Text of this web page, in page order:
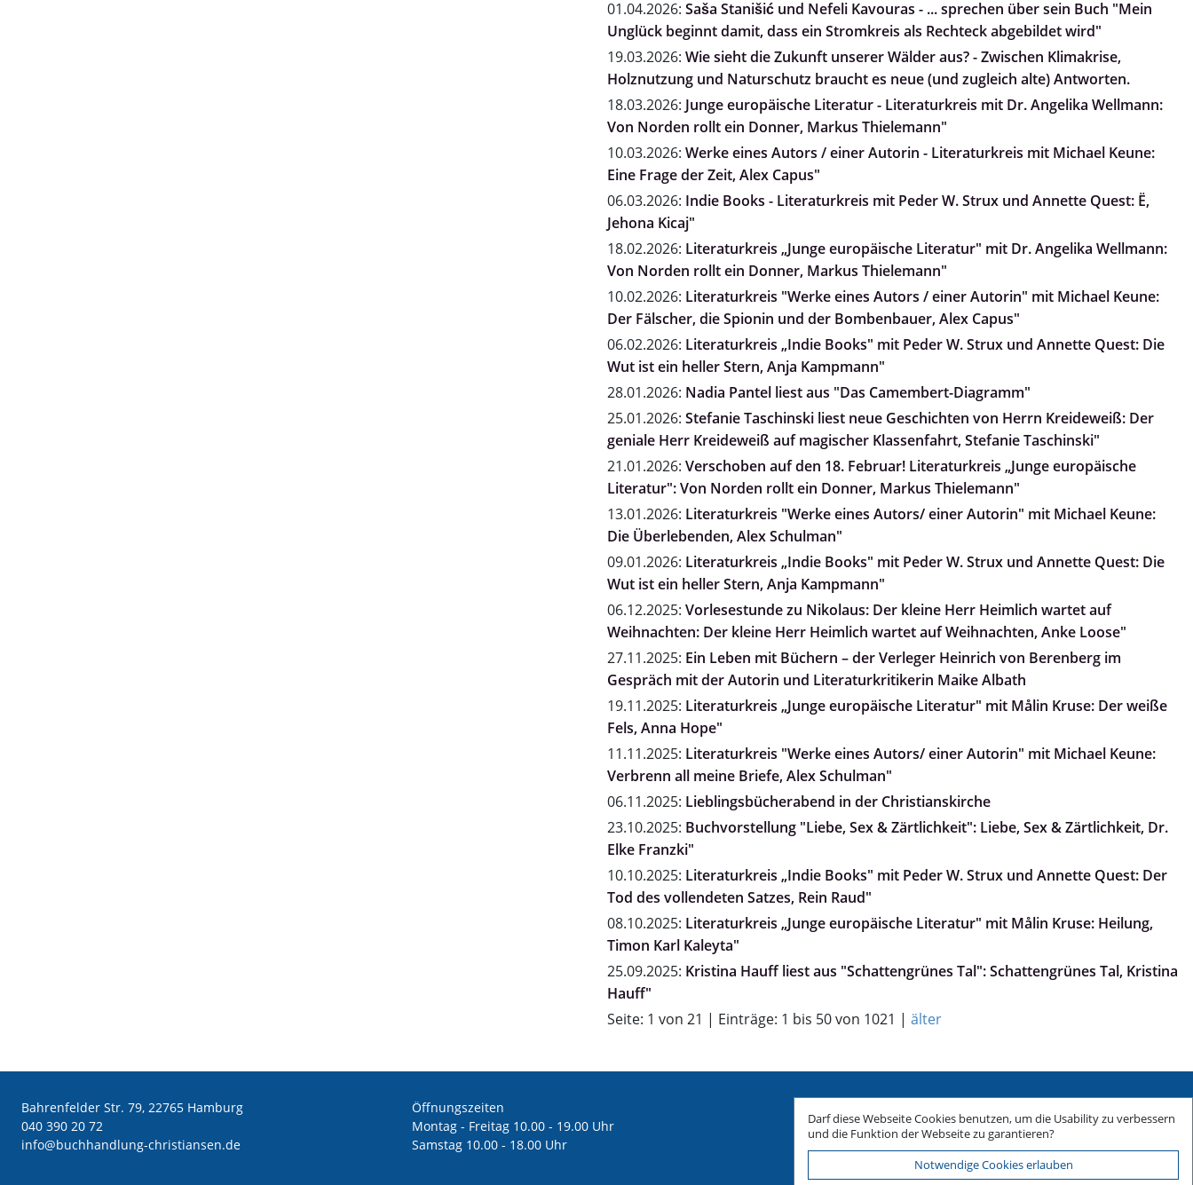
01.04.2026: Saša Stanišić und Nefeli Kavouras - ... sprechen über sein Buch "Mein
Unglück beginnt damit, dass ein Stromkreis als Rechteck abgebildet wird"
19.03.2026: Wie sieht die Zukunft unserer Wälder aus? - Zwischen Klimakrise,
Holznutzung und Naturschutz braucht es neue (und zugleich alte) Antworten.
18.03.2026: Junge europäische Literatur - Literaturkreis mit Dr. Angelika Wellmann:
Von Norden rollt ein Donner, Markus Thielemann"
10.03.2026: Werke eines Autors / einer Autorin - Literaturkreis mit Michael Keune:
Eine Frage der Zeit, Alex Capus"
06.03.2026: Indie Books - Literaturkreis mit Peder W. Strux und Annette Quest: Ë,
Jehona Kicaj"
18.02.2026: Literaturkreis „Junge europäische Literatur" mit Dr. Angelika Wellmann:
Von Norden rollt ein Donner, Markus Thielemann"
10.02.2026: Literaturkreis "Werke eines Autors / einer Autorin" mit Michael Keune:
Der Fälscher, die Spionin und der Bombenbauer, Alex Capus"
06.02.2026: Literaturkreis „Indie Books" mit Peder W. Strux und Annette Quest: Die
Wut ist ein heller Stern, Anja Kampmann"
28.01.2026: Nadia Pantel liest aus "Das Camembert-Diagramm"
25.01.2026: Stefanie Taschinski liest neue Geschichten von Herrn Kreideweiß: Der
geniale Herr Kreideweiß auf magischer Klassenfahrt, Stefanie Taschinski"
21.01.2026: Verschoben auf den 18. Februar! Literaturkreis „Junge europäische
Literatur": Von Norden rollt ein Donner, Markus Thielemann"
13.01.2026: Literaturkreis "Werke eines Autors/ einer Autorin" mit Michael Keune:
Die Überlebenden, Alex Schulman"
09.01.2026: Literaturkreis „Indie Books" mit Peder W. Strux und Annette Quest: Die
Wut ist ein heller Stern, Anja Kampmann"
06.12.2025: Vorlesestunde zu Nikolaus: Der kleine Herr Heimlich wartet auf
Weihnachten: Der kleine Herr Heimlich wartet auf Weihnachten, Anke Loose"
27.11.2025: Ein Leben mit Büchern – der Verleger Heinrich von Berenberg im
Gespräch mit der Autorin und Literaturkritikerin Maike Albath
19.11.2025: Literaturkreis „Junge europäische Literatur" mit Målin Kruse: Der weiße
Fels, Anna Hope"
11.11.2025: Literaturkreis "Werke eines Autors/ einer Autorin" mit Michael Keune:
Verbrenn all meine Briefe, Alex Schulman"
06.11.2025: Lieblingsbücherabend in der Christianskirche
23.10.2025: Buchvorstellung "Liebe, Sex & Zärtlichkeit": Liebe, Sex & Zärtlichkeit, Dr.
Elke Franzki"
10.10.2025: Literaturkreis „Indie Books" mit Peder W. Strux und Annette Quest: Der
Tod des vollendeten Satzes, Rein Raud"
08.10.2025: Literaturkreis „Junge europäische Literatur" mit Målin Kruse: Heilung,
Timon Karl Kaleyta"
25.09.2025: Kristina Hauff liest aus "Schattengrünes Tal": Schattengrünes Tal, Kristina
Hauff"
Seite: 1 von 21 | Einträge: 1 bis 50 von 1021 | älter
Bahrenfelder Str. 79, 22765 Hamburg
040 390 20 72
ed.nesnaitsirhc-gnuldnahhcub@ofni
Öffnungszeiten
Montag - Freitag 10.00 - 19.00 Uhr
Samstag 10.00 - 18.00 Uhr
Impressum
Darf diese Webseite Cookies benutzen, um die Usability zu verbessern
und die Funktion der Webseite zu garantieren?
Notwendige Cookies erlauben